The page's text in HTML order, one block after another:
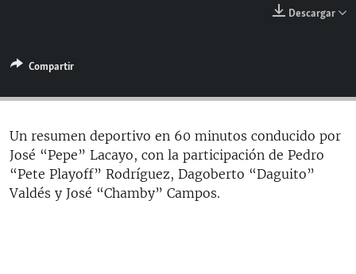
ESPECIALES
LA REALIDAD DE LA VIVIENDA EN CUBA
SER VIEJO EN CUBA
KENTU-CUBANO
LOS SANTOS DE HIALEAH
MULTIMEDIA
EDITORIALES
SÍGUENOS
Descargar
Compartir
Un resumen deportivo en 60 minutos conducido por
José “Pepe” Lacayo, con la participación de Pedro
“Pete Playoff” Rodríguez, Dagoberto “Daguito”
Valdés y José “Chamby” Campos.